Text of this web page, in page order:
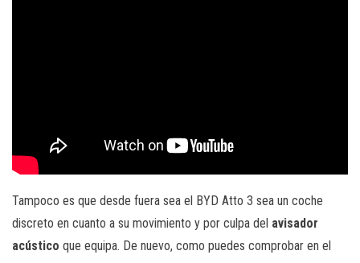
Tampoco es que desde fuera sea el BYD Atto 3 sea un coche
discreto en cuanto a su movimiento y por culpa del avisador
acústico que equipa. De nuevo, como puedes comprobar en el